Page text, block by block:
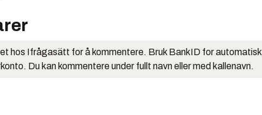
hos Ifrågasätt for å kommentere. Bruk BankID for automatisk
Du kan kommentere under fullt navn eller med kallenavn.